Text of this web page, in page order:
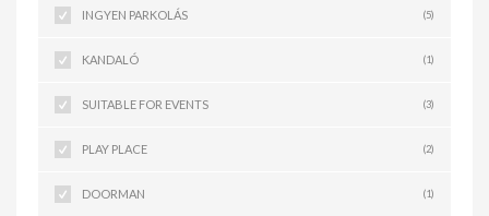
INGYEN PARKOLÁS (5)
KANDALÓ (1)
SUITABLE FOR EVENTS (3)
PLAY PLACE (2)
DOORMAN (1)